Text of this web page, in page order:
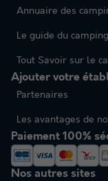
Nos autres sites
Annuaire des
Le guide du camping
Tout Savoir sur le
Ajouter votre
Partenaires
Les avantages de
Paiement 100%